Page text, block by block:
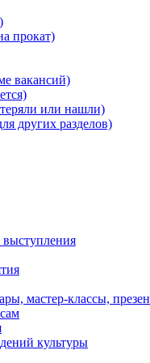
прокат)
вакансий)
или нашли)
других разделов)
мастер-классы,
культуры